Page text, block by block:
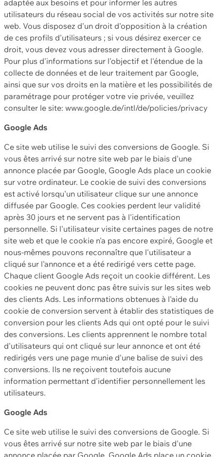
adaptée aux besoins et pour informer les autres
utilisateurs du réseau social de vos activités sur notre site
web. Vous disposez d'un droit d'opposition à la création
de ces profils d'utilisateurs ; si vous désirez exercer ce
droit, vous devez vous adresser directement à Google.
Pour plus d'informations sur l'objectif et l'étendue de la
collecte de données et de leur traitement par Google,
ainsi que sur vos droits en la matière et les possibilités de
paramétrage pour protéger votre vie privée, veuillez
consulter le site: www.google.de/intl/de/policies/privacy
Google Ads
Ce site web utilise le suivi des conversions de Google. Si
vous êtes arrivé sur notre site web par le biais d'une
annonce placée par Google, Google Ads place un cookie
sur votre ordinateur. Le cookie de suivi des conversions
est activé lorsqu'un utilisateur clique sur une annonce
diffusée par Google. Ces cookies perdent leur validité
après 30 jours et ne servent pas à l'identification
personnelle. Si l'utilisateur visite certaines pages de notre
site web et que le cookie n'a pas encore expiré, Google et
nous-mêmes pouvons reconnaître que l'utilisateur a
cliqué sur l'annonce et a été redirigé vers cette page.
Chaque client Google Ads reçoit un cookie différent. Les
cookies ne peuvent donc pas être suivis sur les sites web
des clients Ads. Les informations obtenues à l'aide du
cookie de conversion servent à établir des statistiques de
conversion pour les clients Ads qui ont opté pour le suivi
des conversions. Les clients apprennent le nombre total
d'utilisateurs qui ont cliqué sur leur annonce et ont été
redirigés vers une page munie d'une balise de suivi des
conversions. Ils ne reçoivent toutefois aucune
information permettant d'identifier personnellement les
utilisateurs.
Google Ads
Ce site web utilise le suivi des conversions de Google. Si
vous êtes arrivé sur notre site web par le biais d'une